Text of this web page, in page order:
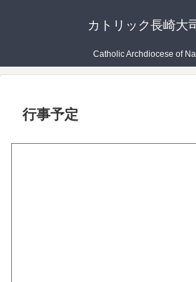
カトリック長崎大
Catholic Archdiocese of
行事予定